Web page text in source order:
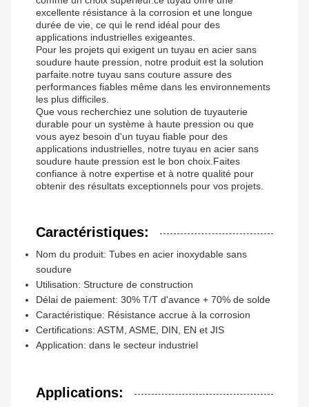
excellente résistance à la corrosion et une longue
durée de vie, ce qui le rend idéal pour des
applications industrielles exigeantes.
Pour les projets qui exigent un tuyau en acier sans
soudure haute pression, notre produit est la solution
parfaite.notre tuyau sans couture assure des
performances fiables même dans les environnements
les plus difficiles.
Que vous recherchiez une solution de tuyauterie
durable pour un système à haute pression ou que
vous ayez besoin d'un tuyau fiable pour des
applications industrielles, notre tuyau en acier sans
soudure haute pression est le bon choix.Faites
confiance à notre expertise et à notre qualité pour
obtenir des résultats exceptionnels pour vos projets.
Caractéristiques:
Nom du produit: Tubes en acier inoxydable sans
soudure
Utilisation: Structure de construction
Délai de paiement: 30% T/T d'avance + 70% de solde
Caractéristique: Résistance accrue à la corrosion
Certifications: ASTM, ASME, DIN, EN et JIS
Application: dans le secteur industriel
Applications: